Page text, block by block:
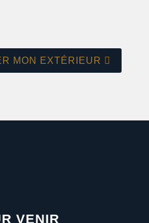
MON EXTÉRIEUR
VENIR